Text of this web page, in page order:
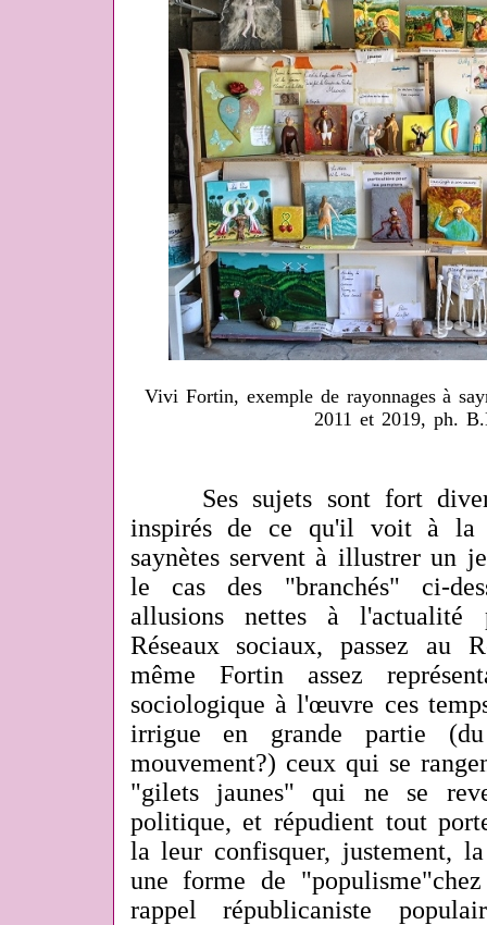
Vivi Fortin, exemple de rayonnages à
2011 et 2019, ph.
Ses sujets sont fort
inspirés de ce qu'il voit à la
saynètes servent à illustrer un
le cas des "branchés" ci-
allusions nettes à l'actualité
Réseaux sociaux, passez au
même Fortin assez
sociologique à l'œuvre ces
irrigue en grande partie
mouvement?) ceux qui se
"gilets jaunes" qui ne se
politique, et répudient tout
la leur confisquer, justement,
une forme de
rappel républicaniste